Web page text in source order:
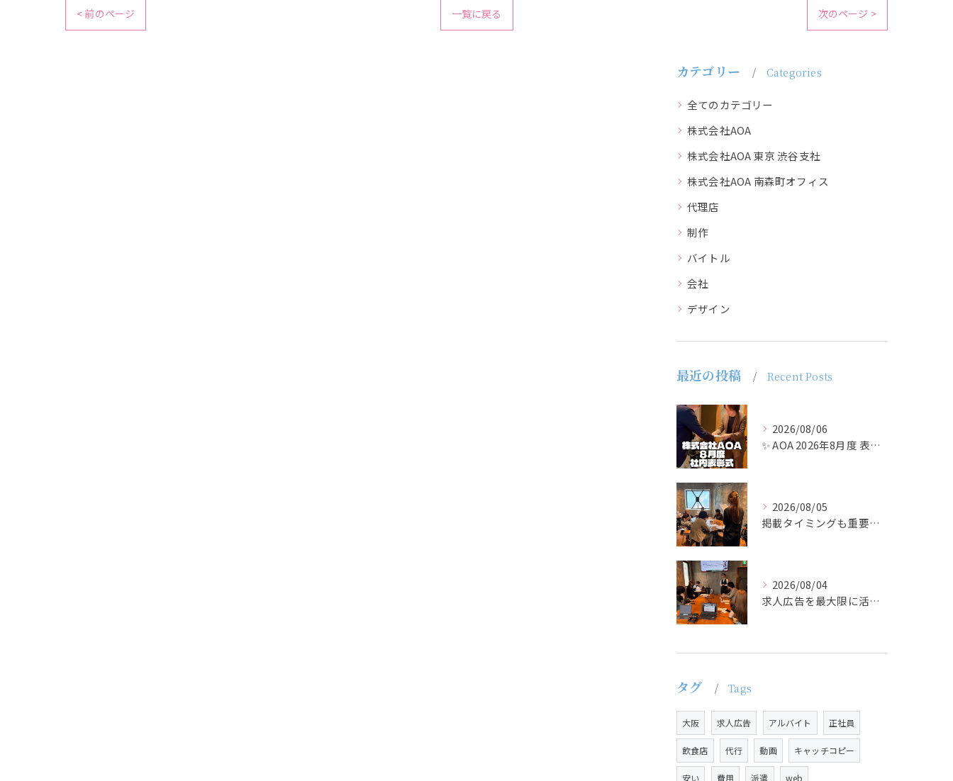
< 前のページ 一覧に戻る 次のページ >
カテゴリー Categories
全てのカテゴリー
株式会社AOA
株式会社AOA 東京 渋谷支社
株式会社AOA 南森町オフィス
代理店
制作
バイトル
会社
デザイン
最近の投稿 Recent Posts
2026/08/06
✨ AOA 2026年8月度 表彰式レポート ✨
2026/08/05
掲載タイミングも重要で、業界動向や求職者の活動時期に合わせて...
2026/08/04
求人広告を最大限に活用するためには、ターゲット設定の精度を高...
タグ Tags
大阪 求人広告 アルバイト 正社員
飲食店 代行 動画 キャッチコピー
安い 費用 派遣 web